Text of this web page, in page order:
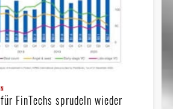
FinTechs sprudeln wieder